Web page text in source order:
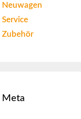
Neuwagen
Service
Zubehör
Meta